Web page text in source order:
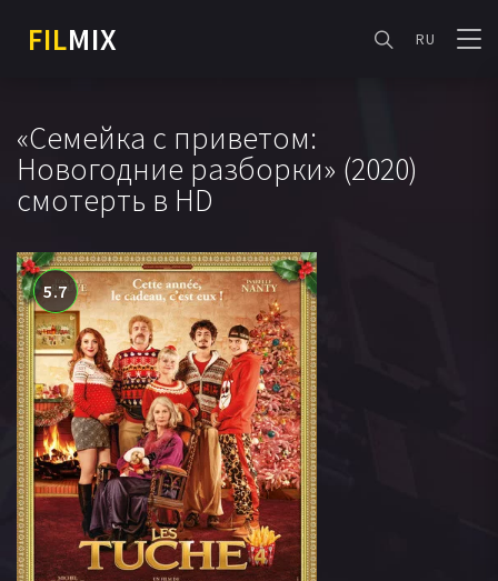
FILMIX RU
«Семейка с приветом:
Новогодние разборки» (2020)
смотерть в HD
5.7